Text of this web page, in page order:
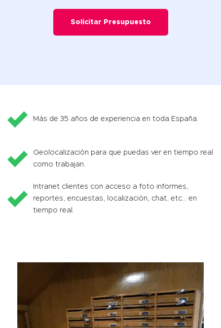
Solicitar Presupuesto
Más de 35 años de experiencia en toda España.
Geolocalización para que puedas ver en tiempo real
como trabajan.
Intranet clientes con acceso a foto informes,
reportes, encuestas, localización, chat, etc… en
tiempo real.